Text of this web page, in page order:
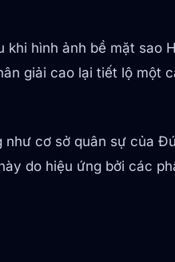
hình ảnh bề mặt
giải cao lại tiết lộ một
cơ sở quân sự của
do hiệu ứng bởi các